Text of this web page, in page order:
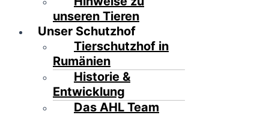
unseren Tieren
Unser Schutzhof
Tierschutzhof in
Rumänien
Historie &
Entwicklung
Das AHL Team